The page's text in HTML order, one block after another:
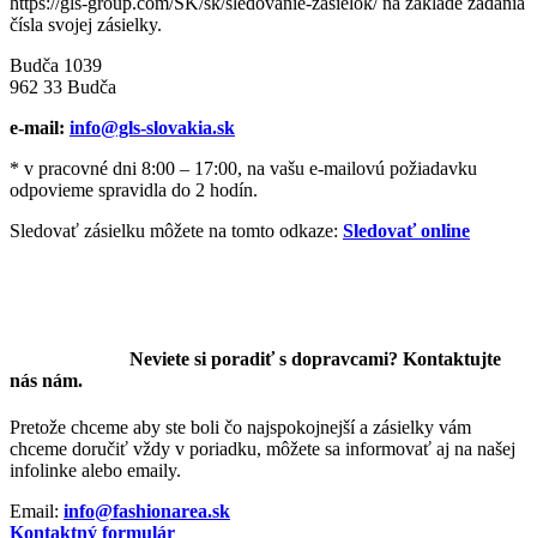
čísla svojej zásielky.
Budča 1039
962 33 Budča
e-mail: info@gls-slovakia.sk
* v pracovné dni 8:00 – 17:00, na vašu e-mailovú požiadavku
odpovieme spravidla do 2 hodín.
Sledovať zásielku môžete na tomto odkaze: Sledovať online
Neviete si poradiť s dopravcami? Kontaktujte
nás nám.
Pretože chceme aby ste boli čo najspokojnejší a zásielky vám
chceme doručiť vždy v poriadku, môžete sa informovať aj na našej
infolinke alebo emaily.
Email: info@fashionarea.sk
Kontaktný formulár